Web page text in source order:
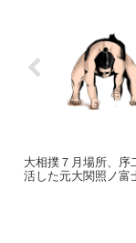
大相撲７月場所、序
活した元大関照ノ富